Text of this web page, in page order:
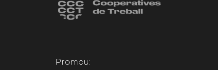
Promou: